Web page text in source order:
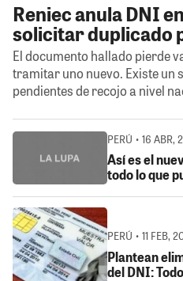
Reniec anula DNI
solicitar duplicado
El documento hallado pierde
tramitar uno nuevo. Existe un
pendientes de recojo a nivel
PERÚ • 16 ABR,
Así es el
todo lo que
PERÚ • 11 FEB,
Plantean
del DNI: